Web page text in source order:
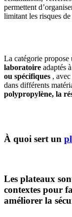
permettent
limitant les risques
La catégorie propose
laboratoire adaptés
ou spécifiques ,
dans différents
polypropylène, la
À quoi sert un
Les plateaux
contextes pour
améliorer la